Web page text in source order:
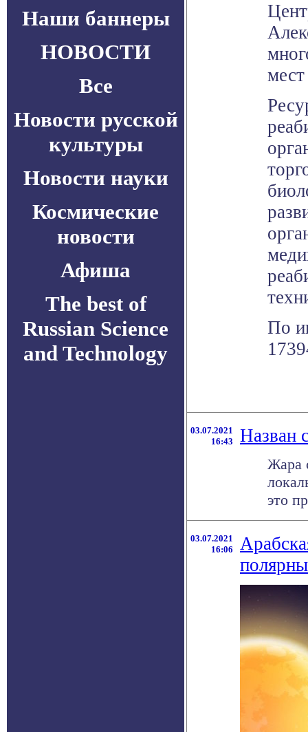
Наши баннеры
НОВОСТИ
Все
Новости русской
культуры
Новости науки
Космические
новости
Афиша
The best of
Russian Science
and Technology
По
03.07.2021
16:43
Назван
Жара
это
03.07.2021
16:06